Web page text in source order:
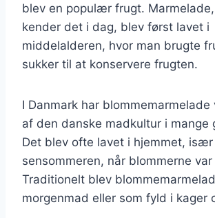
blev en populær frugt.
kender det i dag, blev først lavet i
middelalderen, hvor man brugte
sukker til at konservere frugten.
I Danmark har
af den danske madkultur i mange
Det blev ofte lavet i hjemmet, især
sensommeren, når blommerne
Traditionelt blev
morgenmad eller som fyld i kager